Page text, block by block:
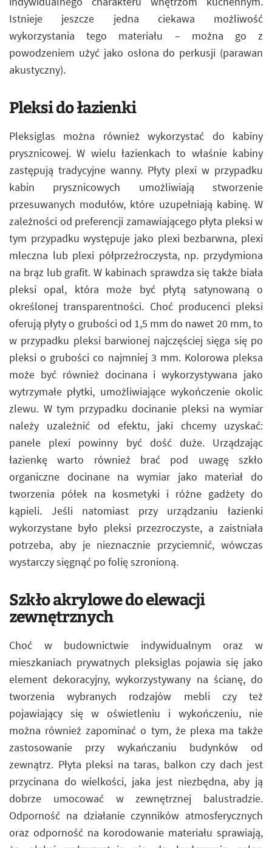
Istnieje jeszcze jedna ciekawa możliwość
wykorzystania tego materiału – można go z
powodzeniem użyć jako osłona do perkusji (parawan
akustyczny).
Pleksi do łazienki
Pleksiglas można również wykorzystać do kabiny
prysznicowej. W wielu łazienkach to właśnie kabiny
zastępują tradycyjne wanny. Płyty plexi w przypadku
kabin prysznicowych umożliwiają stworzenie
przesuwanych modułów, które uzupełniają kabinę. W
zależności od preferencji zamawiającego płyta pleksi w
tym przypadku występuje jako plexi bezbarwna, plexi
mleczna lub plexi półprzeźroczysta, np. przydymiona
na brąz lub grafit. W kabinach sprawdza się także biała
pleksi opal, która może być płytą satynowaną o
określonej transparentności. Choć producenci pleksi
oferują płyty o grubości od 1,5 mm do nawet 20 mm, to
w przypadku pleksi barwionej najczęściej sięga się po
pleksi o grubości co najmniej 3 mm. Kolorowa pleksa
może być również docinana i wykorzystywana jako
wytrzymałe płytki, umożliwiające wykończenie okolic
zlewu. W tym przypadku docinanie pleksi na wymiar
należy uzależnić od efektu, jaki chcemy uzyskać:
panele plexi powinny być dość duże. Urządzając
łazienkę warto również brać pod uwagę szkło
organiczne docinane na wymiar jako materiał do
tworzenia półek na kosmetyki i różne gadżety do
kąpieli. Jeśli natomiast przy urządzaniu łazienki
wykorzystane było pleksi przezroczyste, a zaistniała
potrzeba, aby je nieznacznie przyciemnić, wówczas
wystarczy sięgnąć po folię szronioną.
Szkło akrylowe do elewacji
zewnętrznych
Choć w budownictwie indywidualnym oraz w
mieszkaniach prywatnych pleksiglas pojawia się jako
element dekoracyjny, wykorzystywany na ścianę, do
tworzenia wybranych rodzajów mebli czy też
pojawiający się w oświetleniu i wykończeniu, nie
można również zapominać o tym, że plexa ma także
zastosowanie przy wykańczaniu budynków od
zewnątrz. Płyta pleksi na taras, balkon czy dach jest
przycinana do wielkości, jaka jest niezbędna, aby ją
dobrze umocować w zewnętrznej balustradzie.
Odporność na działanie czynników atmosferycznych
oraz odporność na korodowanie materiału sprawiają,